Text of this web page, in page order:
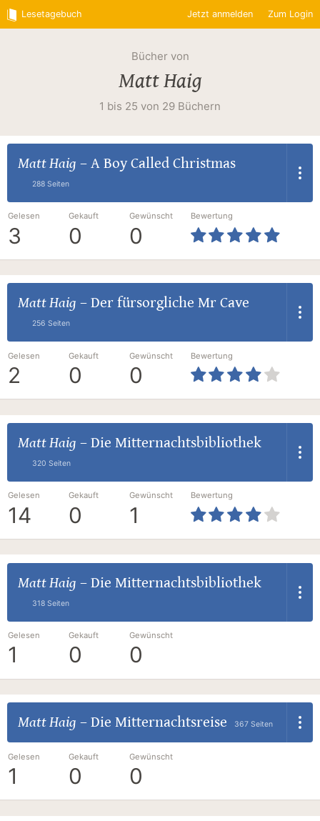
Lesetagebuch Jetzt anmelden Zum Login
Bücher von
Matt Haig
1 bis 25 von 29 Büchern
Matt Haig – A Boy Called Christmas
288 Seiten
Gelesen
3
Gekauft
0
Gewünscht
0
Bewertung
Matt Haig – Der fürsorgliche Mr Cave
256 Seiten
Gelesen
2
Gekauft
0
Gewünscht
0
Bewertung
Matt Haig – Die Mitternachtsbibliothek
320 Seiten
Gelesen
14
Gekauft
0
Gewünscht
1
Bewertung
Matt Haig – Die Mitternachtsbibliothek
318 Seiten
Gelesen
1
Gekauft
0
Gewünscht
0
Matt Haig – Die Mitternachtsreise 367 Seiten
Gelesen
1
Gekauft
0
Gewünscht
0